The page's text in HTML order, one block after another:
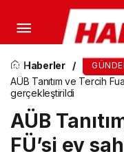
Haberler
AÜB Tanıtım ve Tercih
gerçekleştirildi
AÜB
FÜ’si ev
Başverimli’de